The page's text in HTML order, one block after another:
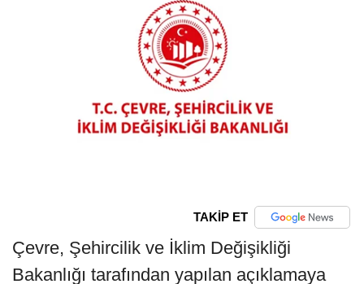
TAKİP ET
Çevre, Şehircilik ve İklim Değişikliği
Bakanlığı tarafından yapılan açıklamaya